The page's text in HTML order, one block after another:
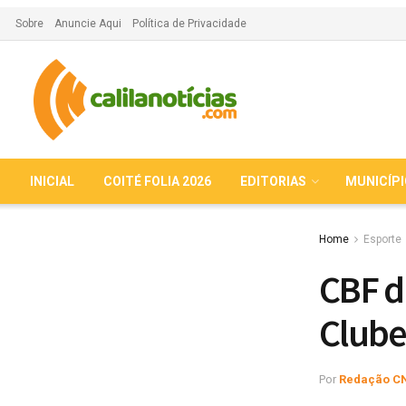
Sobre Anuncie Aqui Política de Privacidade
INICIAL COITÉ FOLIA 2026 EDITORIAS
Home Esporte
CBF
Por Redação